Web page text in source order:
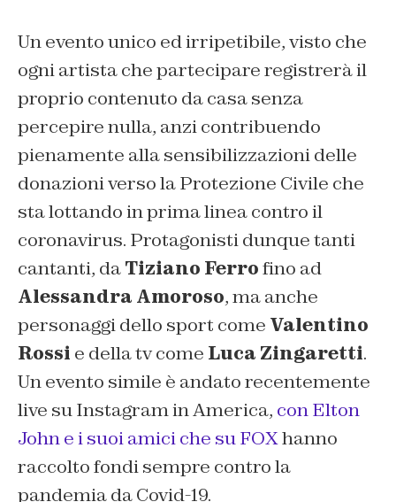
Un evento unico ed irripetibile, visto che
ogni artista che partecipare registrerà il
proprio contenuto da casa senza
percepire nulla, anzi contribuendo
pienamente alla sensibilizzazioni delle
donazioni verso la Protezione Civile che
sta lottando in prima linea contro il
coronavirus. Protagonisti dunque tanti
cantanti, daTiziano Ferrofino ad
Alessandra Amoroso, ma anche
personaggi dello sport come Valentino
Rossi e della tv come Luca Zingaretti.
Un evento simile è andato recentemente
live su Instagram in America, con Elton
John e i suoi amici che su FOXhanno
raccolto fondi sempre contro la
pandemia da Covid-19.